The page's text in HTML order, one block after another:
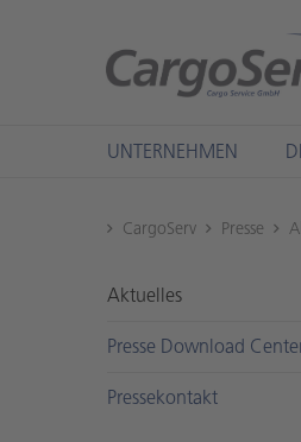
UNTERNEHMEN
CargoServ Presse
Ak­tu­el­les
Pres­se Down­load
Pres­se­kon­takt